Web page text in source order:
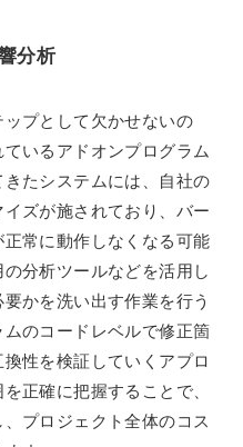
分析
プとして欠かせないの
いるアドオンプログラム
たシステムには、自社の
ズが施されており、バー
常に動作しなくなる可能
分析ツールなどを活用し
かを洗い出す作業を行う
のコードレベルで修正箇
性を検証していくアプロ
正確に把握することで、
プロジェクト全体のコス